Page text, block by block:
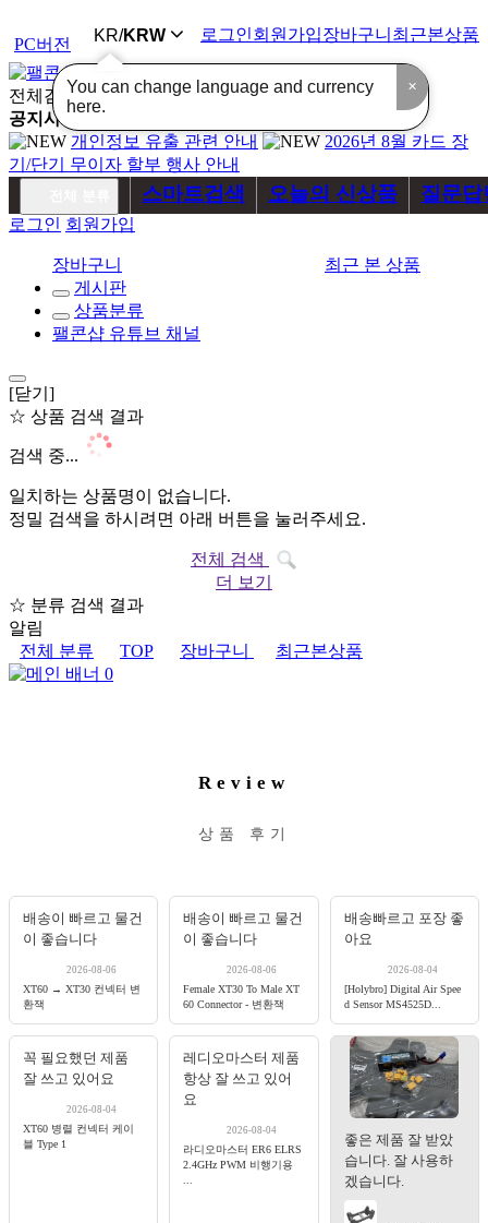
PC버전 KR/KRW
You can change language and currency
here.
✕
로그인회원가입장바구니 최근본상품
전체검색
공지사항
개인정보 유출 관련 안내
2026년 8월 카드 장
기/단기 무이자 할부 행사 안내
스마트검색 오늘의 신상품 질문답
로그인 회원가입
장바구니
최근 본 상품
게시판
상품분류
팰콘샵 유튜브 채널
[닫기]
☆ 상품 검색 결과
검색 중...
일치하는 상품명이 없습니다.
정밀 검색을 하시려면 아래 버튼을 눌러주세요.
전체 검색
더 보기
☆ 분류 검색 결과
알림
전체 분류
TOP 장바구니 최근본상품
Review
상품 후기
배송이 빠르고 물건
이 좋습니다
2026-08-06
XT60 → XT30 컨넥터 변
환잭
배송이 빠르고 물건
이 좋습니다
2026-08-06
Female XT30 To Male XT
60 Connector - 변환잭
배송빠르고 포장 좋
아요
2026-08-04
[Holybro] Digital Air Spee
d Sensor MS4525D...
꼭 필요했던 제품
잘 쓰고 있어요
2026-08-04
XT60 병렬 컨넥터 케이
블 Type 1
레디오마스터 제품
항상 잘 쓰고 있어
요
2026-08-04
라디오마스터 ER6 ELRS
2.4GHz PWM 비행기용
좋은 제품 잘 받았
습니다. 잘 사용하
겠습니다.